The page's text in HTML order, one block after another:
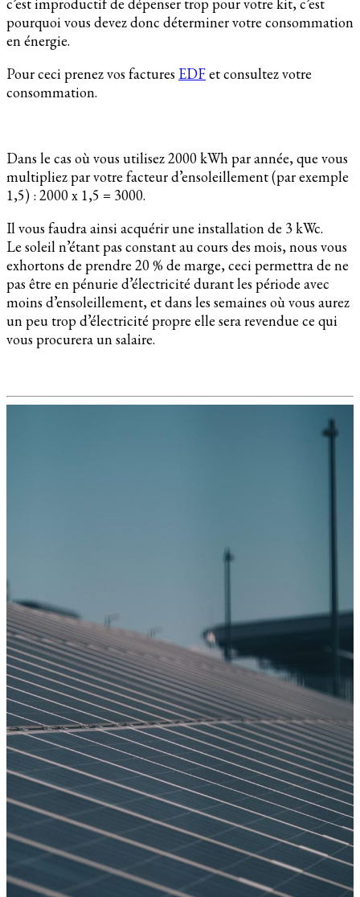
c’est improductif de dépenser trop pour votre kit, c’est
pourquoi vous devez donc déterminer votre consommation
en énergie.
Pour ceci prenez vos factures EDFet consultez votre
consommation.
Dans le cas où vous utilisez 2000 kWh par année, que vous
multipliez par votre facteur d’ensoleillement (par exemple
1,5) : 2000 x 1,5 = 3000.
Il vous faudra ainsi acquérir une installation de 3 kWc.
Le soleil n’étant pas constant au cours des mois, nous vous
exhortons de prendre 20 % de marge, ceci permettra de ne
pas être en pénurie d’électricité durant les période avec
moins d’ensoleillement, et dans les semaines où vous aurez
un peu trop d’électricité propre elle sera revendue ce qui
vous procurera un salaire.